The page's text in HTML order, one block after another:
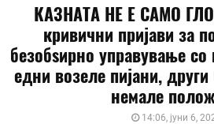
КАЗНАТА НЕ Е САМО
кривични пријави за
безобѕирно управување
едни возеле пијани,
немале
14:06, јуни 6,